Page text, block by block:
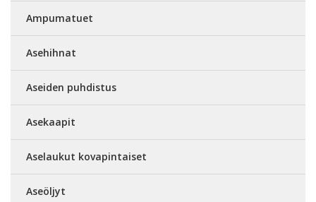
Ampumatuet
Asehihnat
Aseiden puhdistus
Asekaapit
Aselaukut kovapintaiset
Aseöljyt